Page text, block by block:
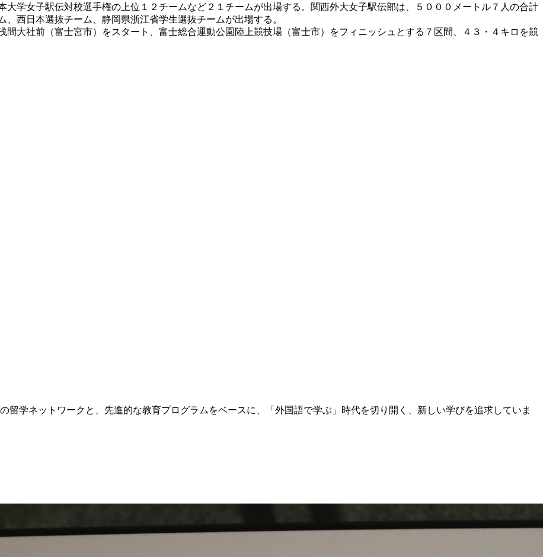
学女子駅伝対校選手権の上位１２チームなど２１チームが出場する。関西外大女子駅伝部は、５０００メートル７人の合計
西日本選抜チーム、静岡県浙江省学生選抜チームが出場する。
大社前（富士宮市）をスタート、富士総合運動公園陸上競技場（富士市）をフィニッシュとする７区間、４３・４キロを競
留学ネットワークと、先進的な教育プログラムをベースに、「外国語で学ぶ」時代を切り開く、新しい学びを追求していま